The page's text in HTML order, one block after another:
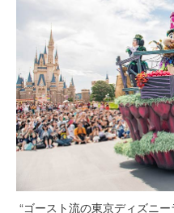
“ゴースト流の東京ディズニー